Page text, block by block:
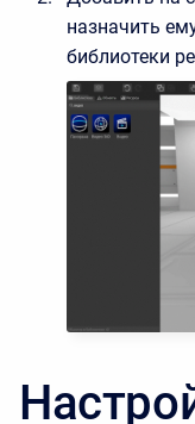
назначить
библиотеки